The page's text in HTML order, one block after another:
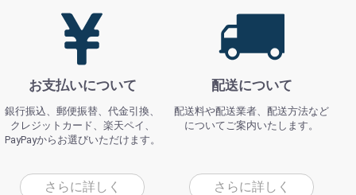
お支払いについて
銀行振込、郵便振替、代金引換、
クレジットカード、楽天ペイ、
PayPayからお選びいただけます。
さらに詳しく
配送について
配送料や配送業者、配送方法など
についてご案内いたします。
さらに詳しく